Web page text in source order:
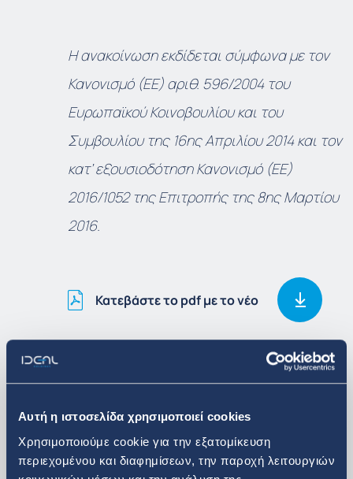
Αυτή η ιστοσελίδα χρησιμοποιεί cookies
Χρησιμοποιούμε cookie για την εξατομίκευση
περιεχομένου και διαφημίσεων, την παροχή λειτουργιών
Η ανακοίνωση εκδίδεται σύμφωνα με τον
Κανονισμό (ΕΕ) αριθ. 596/2004 του
Ευρωπαϊκού Κοινοβουλίου και του
Συμβουλίου της 16ηςΑπριλίου 2014 και τον
κατ’ εξουσιοδότηση Κανονισμό (ΕΕ)
2016/1052 της Επιτροπής της 8ηςΜαρτίου
2016.
Κατεβάστε το pdf με το νέο
Επενδυτικά Νέα